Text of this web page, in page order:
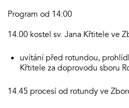
Program od 14:00
14.00 kostel sv. Jana Křtitele ve
uvítání před rotundou,
Křtitele za doprovodu sboru
14.45 procesí od rotundy ve